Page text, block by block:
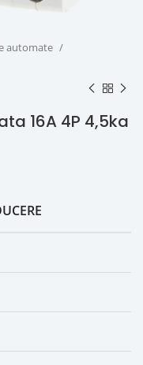
automate
16A 4P 4,5ka